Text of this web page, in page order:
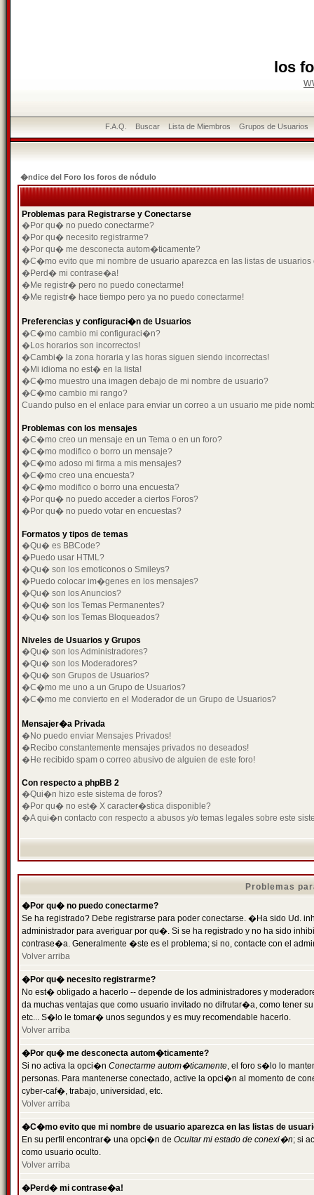
los
F.A.Q. Buscar Lista de Miembros Grupos de Usuarios
�ndice del Foro los foros de nódulo
Problemas para Registrarse y Conectarse
�Por qu� no puedo conectarme?
�Por qu� necesito registrarme?
�Por qu� me desconecta autom�ticamente?
�C�mo evito que mi nombre de usuario aparezca en las listas de usuarios
�Perd� mi contrase�a!
�Me registr� pero no puedo conectarme!
�Me registr� hace tiempo pero ya no puedo conectarme!
Preferencias y configuraci�n de Usuarios
�C�mo cambio mi configuraci�n?
�Los horarios son incorrectos!
�Cambi� la zona horaria y las horas siguen siendo incorrectas!
�Mi idioma no est� en la lista!
�C�mo muestro una imagen debajo de mi nombre de usuario?
�C�mo cambio mi rango?
Cuando pulso en el enlace para enviar un correo a un usuario me pide
Problemas con los mensajes
�C�mo creo un mensaje en un Tema o en un foro?
�C�mo modifico o borro un mensaje?
�C�mo adoso mi firma a mis mensajes?
�C�mo creo una encuesta?
�C�mo modifico o borro una encuesta?
�Por qu� no puedo acceder a ciertos Foros?
�Por qu� no puedo votar en encuestas?
Formatos y tipos de temas
�Qu� es BBCode?
�Puedo usar HTML?
�Qu� son los emoticonos o Smileys?
�Puedo colocar im�genes en los mensajes?
�Qu� son los Anuncios?
�Qu� son los Temas Permanentes?
�Qu� son los Temas Bloqueados?
Niveles de Usuarios y Grupos
�Qu� son los Administradores?
�Qu� son los Moderadores?
�Qu� son Grupos de Usuarios?
�C�mo me uno a un Grupo de Usuarios?
�C�mo me convierto en el Moderador de un Grupo de Usuarios?
Mensajer�a Privada
�No puedo enviar Mensajes Privados!
�Recibo constantemente mensajes privados no deseados!
�He recibido spam o correo abusivo de alguien de este foro!
Con respecto a phpBB 2
�Qui�n hizo este sistema de foros?
�Por qu� no est� X caracter�stica disponible?
�A qui�n contacto con respecto a abusos y/o temas legales sobre este
Problemas
�Por qu� no puedo conectarme?
Se ha registrado? Debe registrarse para poder conectarse. �Ha sido Ud.
administrador para averiguar por qu�. Si se ha registrado y no ha sido
contrase�a. Generalmente �ste es el problema; si no, contacte con el
Volver arriba
�Por qu� necesito registrarme?
No est� obligado a hacerlo -- depende de los administradores y
da muchas ventajas que como usuario invitado no difrutar�a, como tener
etc... S�lo le tomar� unos segundos y es muy recomendable hacerlo.
Volver arriba
�Por qu� me desconecta autom�ticamente?
Si no activa la opci�n Conectarme autom�ticamente, el foro s�lo lo
personas. Para mantenerse conectado, active la opci�n al momento de
cyber-caf�, trabajo, universidad, etc.
Volver arriba
�C�mo evito que mi nombre de usuario aparezca en las listas de
En su perfil encontrar� una opci�n de Ocultar mi estado de conexi�n; si
como usuario oculto.
Volver arriba
�Perd� mi contrase�a!